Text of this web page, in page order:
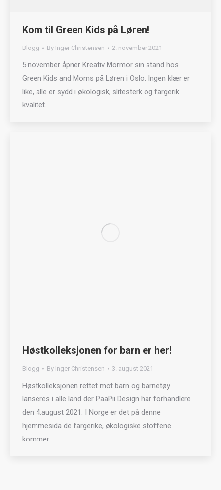
Kom til Green Kids på Løren!
Blogg By Inger Christensen 2. november 2021
5.november åpner Kreativ Mormor sin stand hos
Green Kids and Moms på Løren i Oslo. Ingen klær er
like, alle er sydd i økologisk, slitesterk og fargerik
kvalitet.
Høstkolleksjonen for barn er her!
Blogg By Inger Christensen 3. august 2021
Høstkolleksjonen rettet mot barn og barnetøy
lanseres i alle land der PaaPii Design har forhandlere
den 4.august 2021. I Norge er det på denne
hjemmesida de fargerike, økologiske stoffene
kommer…